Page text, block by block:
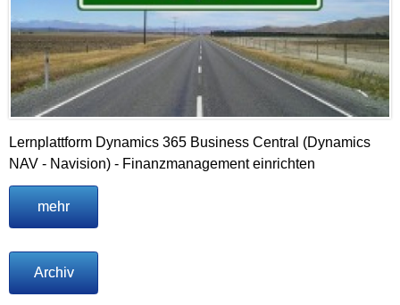
Lernplattform Dynamics 365 Business Central (Dynamics
NAV - Navision) - Finanzmanagement einrichten
mehr
Archiv